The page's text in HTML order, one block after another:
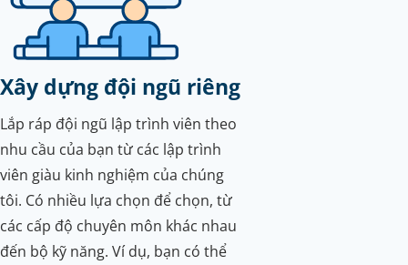
Xây dựng đội ngũ riêng
Lắp ráp đội ngũ lập trình viên theo
nhu cầu của bạn từ các lập trình
viên giàu kinh nghiệm của chúng
tôi. Có nhiều lựa chọn để chọn, từ
các cấp độ chuyên môn khác nhau
đến bộ kỹ năng. Ví dụ, bạn có thể